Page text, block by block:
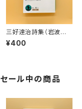
三好達治詩集（岩波文
庫）
¥400
セール中の商品